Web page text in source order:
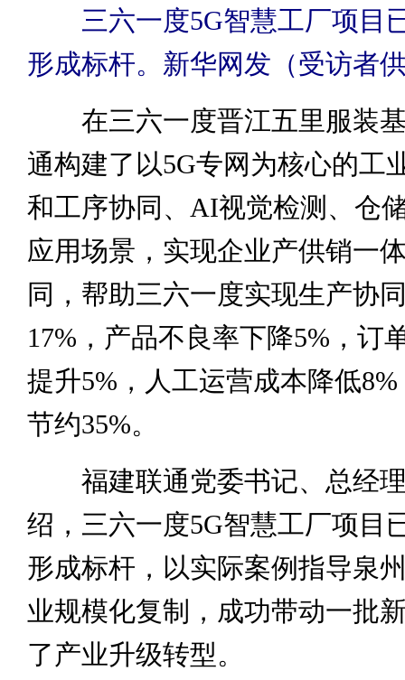
三六一度5G智慧工厂项目
形成标杆。新华网发（受访者
在三六一度晋江五里服装基
通构建了以5G专网为核心的工
和工序协同、AI视觉检测、仓
应用场景，实现企业产供销一
同，帮助三六一度实现生产协
17%，产品不良率下降5%，订
提升5%，人工运营成本降低
节约35%。
福建联通党委书记、总经理
绍，三六一度5G智慧工厂项目
形成标杆，以实际案例指导泉
业规模化复制，成功带动一批
了产业升级转型。